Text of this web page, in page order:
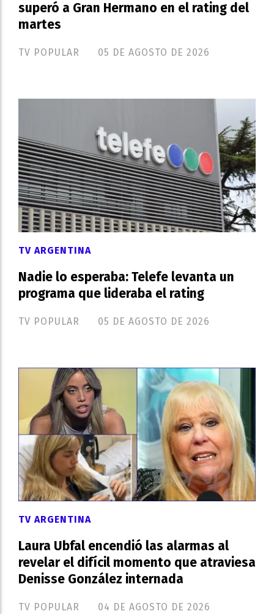
superó a Gran Hermano en el rating del
martes
TV POPULAR 05 DE AGOSTO DE 2026
Nadie lo esperaba: Telefe levanta un
programa que lideraba el rating
TV POPULAR
TV ARGENTINA
05 DE AGOSTO DE 2026
Laura Ubfal encendió las alarmas al
revelar el difícil momento que atraviesa
Denisse González internada
TV POPULAR
TV ARGENTINA
04 DE AGOSTO DE 2026